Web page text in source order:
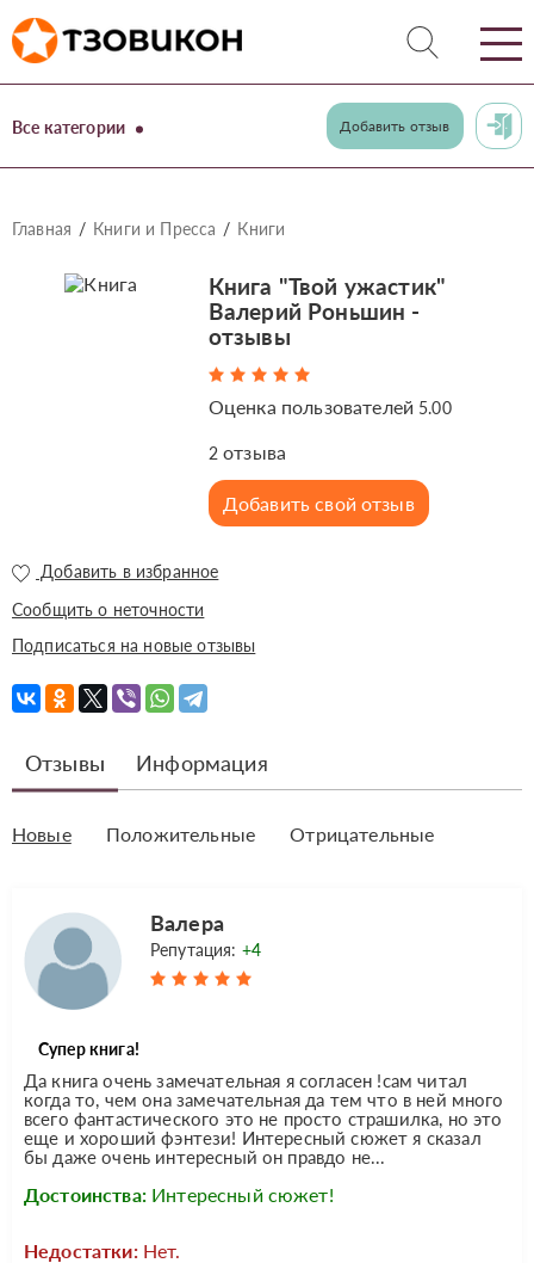
Все категории Добавить отзыв
Главная Книги и Пресса Книги
Книга "Твой ужастик"
Валерий Роньшин -
отзывы
Оценка пользователей 5.00
2 отзыва
Добавить свой отзыв
Добавить в избранное
Сообщить о неточности
Подписаться на новые отзывы
Отзывы Информация
Новые Положительные Отрицательные
Валера
Репутация: +4
Супер книга!
Да книга очень замечательная я согласен !сам читал
когда то, чем она замечательная да тем что в ней много
всего фантастического это не просто страшилка, но это
еще и хороший фэнтези! Интересный сюжет я сказал
бы даже очень интересный он правдо не...
Достоинства: Интересный сюжет!
Недостатки: Нет.